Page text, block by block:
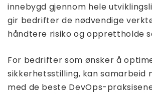
innebygd gjennom hele
gir bedrifter de nødvendige
håndtere risiko og opprettholde
For bedrifter som ønsker å
sikkerhetsstilling, kan samarbeid
med de beste DevOps-